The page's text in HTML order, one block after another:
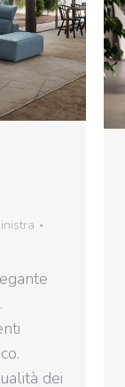
dei